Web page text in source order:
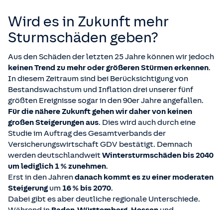
Wird es in Zukunft mehr
Sturmschäden geben?
Aus den Schäden der letzten 25 Jahre können wir jedoch
keinen Trend zu mehr oder größeren Stürmen erkennen.
In diesem Zeitraum sind bei Berücksichtigung von
Bestandswachstum und Inflation drei unserer fünf
größten Ereignisse sogar in den 90er Jahre angefallen.
Für die nähere Zukunft gehen wir daher von keinen
großen Steigerungen aus. Dies wird auch durch eine
Studie im Auftrag des Gesamtverbands der
Versicherungswirtschaft GDV bestätigt. Demnach
werden deutschlandweitWintersturmschäden bis 2040
um lediglich 1 %zunehmen.
Erst in den Jahrendanach kommt es zu einer moderaten
Steigerungum 16 % bis 2070.
Dabei gibt es aber deutliche regionale Unterschiede.